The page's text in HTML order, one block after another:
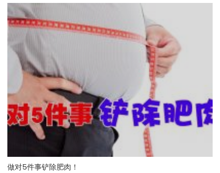
做对5件事铲除肥肉！